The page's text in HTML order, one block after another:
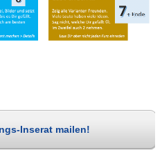
Inserat mailen!